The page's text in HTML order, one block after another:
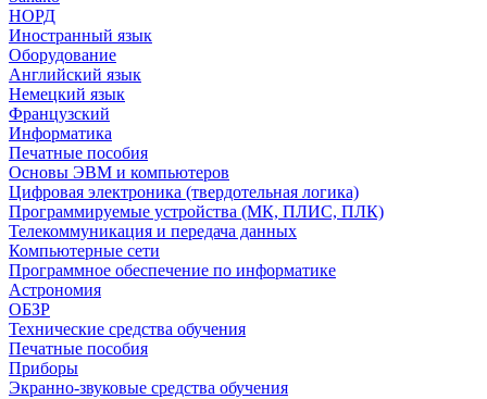
НОРД
Иностранный язык
Оборудование
Английский язык
Немецкий язык
Французский
Информатика
Печатные пособия
Основы ЭВМ и компьютеров
Цифровая электроника (твердотельная логика)
Программируемые устройства (МК, ПЛИС, ПЛК)
Телекоммуникация и передача данных
Компьютерные сети
Программное обеспечение по информатике
Астрономия
ОБЗР
Технические средства обучения
Печатные пособия
Приборы
Экранно-звуковые средства обучения